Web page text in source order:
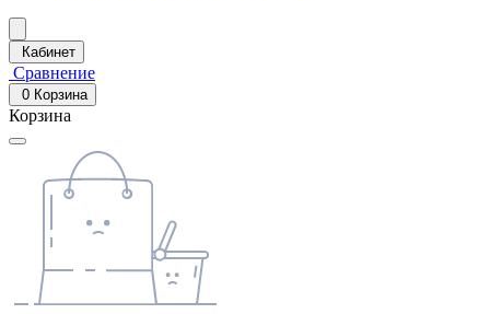
Кабинет
Сравнение
0 Корзина
Корзина